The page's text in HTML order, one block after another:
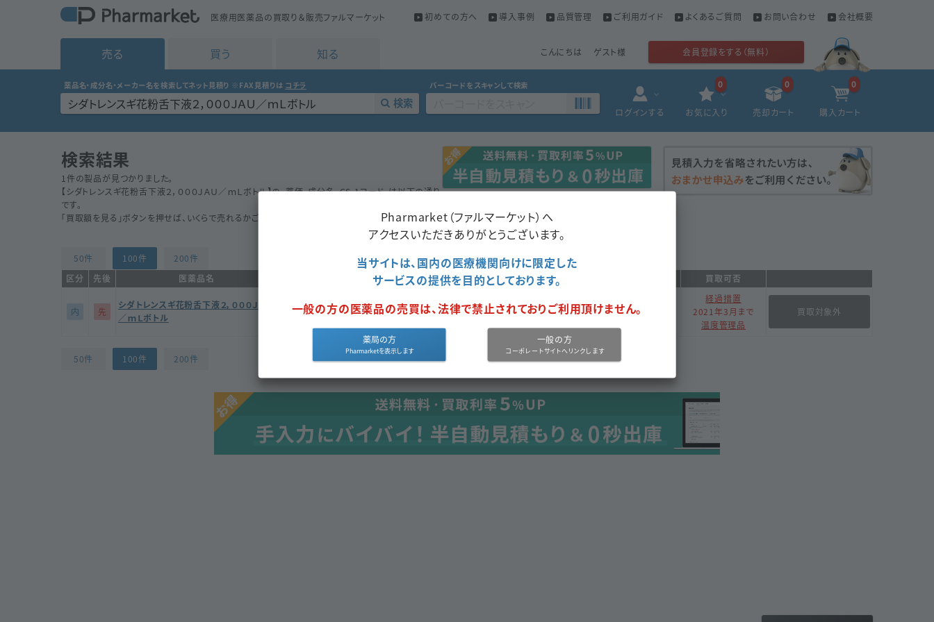
医療用医薬品の買取り＆販売ファルマーケット 初めての方へ 導入事例 品質管理 ご利用ガイド よくあるご質問 お問い合わせ 会社概要
売る 買う 知る こんにちは ゲスト様 会員登録をする（無料）
薬品名・成分名・メーカー名を検索してネット見積り ※FAX見積りは コチラ
検索
バーコードをスキャンして検索
ログインする お気に入り
0
売却カート
0
購入カート
0
検索結果
1件の製品が見つかりました。
【シダトレンスギ花粉舌下液２，０００ＪＡＵ／ｍＬボトル】の、薬価、成分名、GS-1コード、は以下の通り
です。
「買取額を見る」ボタンを押せば、いくらで売れるかご確認いただけます。
50件 100件
200件
区分
先後 医薬品名 薬価 包装数量 包装形態 販売会社名 買取可否
内 先
シダトレンスギ花粉舌下液２，０００ＪＡＵ
／ｍＬボトル
標準化スギ花粉エキス 1297.5
1瓶
（1瓶×1）
包装小 鳥居薬品 14987158290046
経過措置
2021年3月まで
温度管理品
買取対象外
50件 100件 200件
Pharmarket（ファルマーケット）へ
アクセスいただきありがとうございます。
当サイトは、国内の医療機関向けに限定した
サービスの提供を目的としております。
一般の方の医薬品の売買は、法律で禁止されておりご利用頂けません。
薬局の方 一般の方